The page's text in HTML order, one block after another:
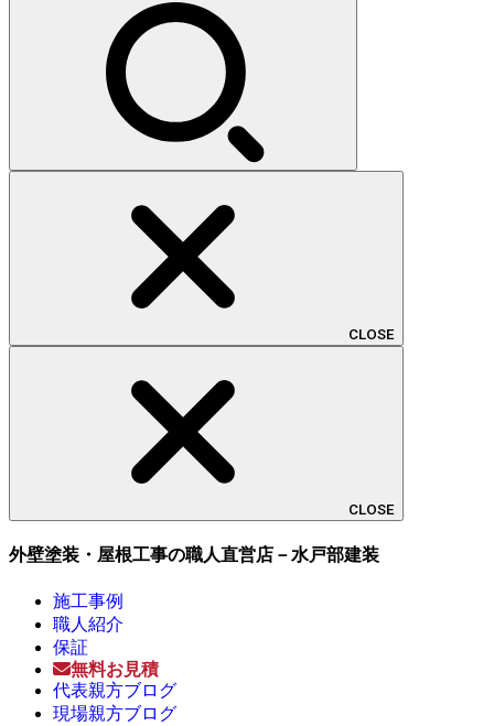
CLOSE
CLOSE
外壁塗装・屋根工事の職人直営店－水戸部建装
施工事例
職人紹介
保証
無料お見積
代表親方ブログ
現場親方ブログ